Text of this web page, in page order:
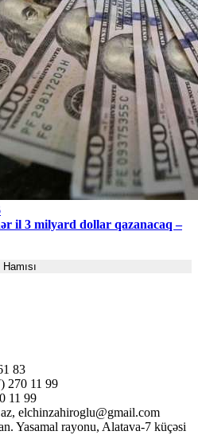
il 3 milyard dollar qazanacaq –
Hamısı
83
270 11 99
11 99
, elchinzahiroglu@gmail.com
Yasamal rayonu, Alatava-7 küçəsi